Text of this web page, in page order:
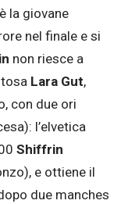
la giovane
nel finale e si
non riesce a
Lara Gut,
con due ori
l’elvetica
Shiffrin
e ottiene il
due manches